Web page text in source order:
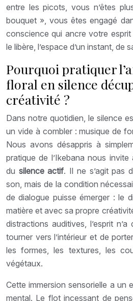
entre les picots, vous n’êtes
bouquet », vous êtes engagé
conscience qui ancre votre esprit
le libère, l’espace d’un instant, de
Pourquoi pratiquer
floral en silence
créativité ?
Dans notre quotidien, le silence
un vide à combler : musique de
Nous avons désappris à
pratique de l’Ikebana nous
du silence actif. Il ne s’agit pas
son, mais de la condition
de dialogue puisse émerger : le
matière et avec sa propre
distractions auditives, l’esprit
tourner vers l’intérieur et de
les formes, les textures, les
végétaux.
Cette immersion sensorielle a un
mental. Le flot incessant de